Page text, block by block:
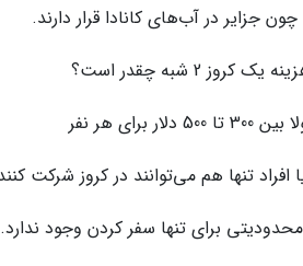
جزایر در آب‌های کانادا قرار دارند.
دلار برای هر نفر
محدودیتی برای تنها سفر کردن وجود ندارد.